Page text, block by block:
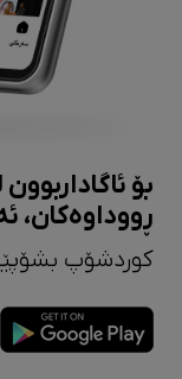
بۆ
ڕووداوەکان،
کوردشۆپ